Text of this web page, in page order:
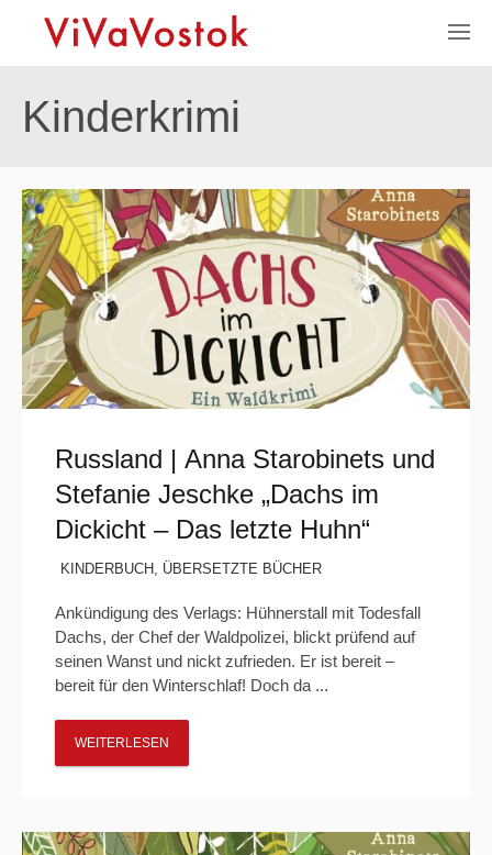
Kinderkrimi
Russland | Anna Starobinets und
Stefanie Jeschke „Dachs im
Dickicht – Das letzte Huhn“
KINDERBUCH , ÜBERSETZTE BÜCHER
Ankündigung des Verlags: Hühnerstall mit Todesfall
Dachs, der Chef der Waldpolizei, blickt prüfend auf
seinen Wanst und nickt zufrieden. Er ist bereit –
bereit für den Winterschlaf! Doch da ...
WEITERLESEN